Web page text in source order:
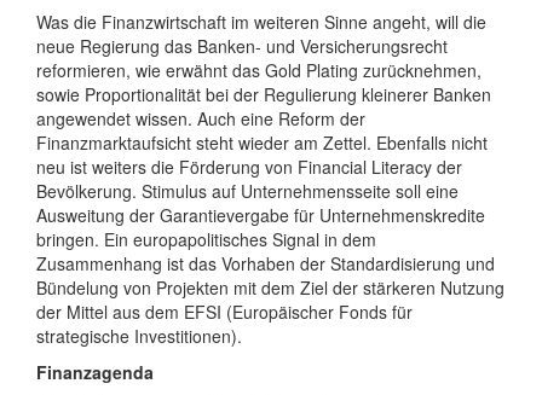
Was die Finanzwirtschaft im weiteren Sinne angeht, will die
neue Regierung das Banken- und Versicherungsrecht
reformieren, wie erwähnt das Gold Plating zurücknehmen,
sowie Proportionalität bei der Regulierung kleinerer Banken
angewendet wissen. Auch eine Reform der
Finanzmarktaufsicht steht wieder am Zettel. Ebenfalls nicht
neu ist weiters die Förderung von Financial Literacy der
Bevölkerung. Stimulus auf Unternehmensseite soll eine
Ausweitung der Garantievergabe für Unternehmenskredite
bringen. Ein europapolitisches Signal in dem
Zusammenhang ist das Vorhaben der Standardisierung und
Bündelung von Projekten mit dem Ziel der stärkeren Nutzung
der Mittel aus dem EFSI (Europäischer Fonds für
strategische Investitionen).
Finanzagenda